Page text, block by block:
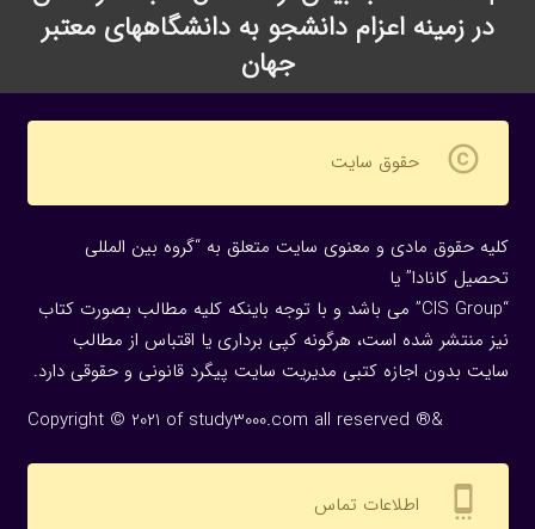
در زمینه اعزام دانشجو به دانشگاههای معتبر
جهان
copyright حقوق سایت
کلیه حقوق مادی و معنوی سایت متعلق به “گروه بین المللی
تحصیل کانادا” یا
“CIS Group” می باشد و با توجه باینکه کلیه مطالب بصورت کتاب
نیز منتشر شده است، هرگونه كپی برداری یا اقتباس از مطالب
سایت بدون اجازه كتبی مدیریت سایت پیگرد قانونی و حقوقی دارد.
Copyright © 2021 of study3000.com all reserved ®&
settings_cell اطلاعات تماس